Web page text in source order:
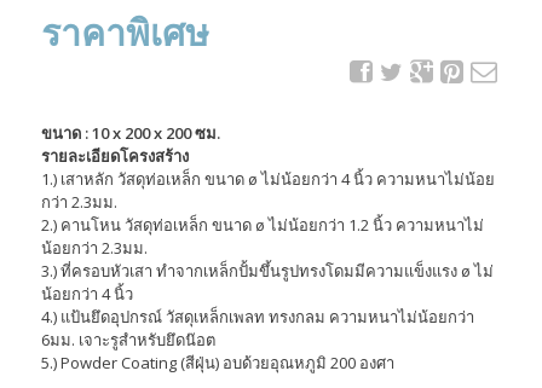
ราคาพิเศษ
ขนาด : 10 x 200 x 200 ซม.
รายละเอียดโครงสร้าง
1.) เสาหลัก วัสดุท่อเหล็ก ขนาด ø ไม่น้อยกว่า 4 นิ้ว ความหนาไม่น้อย
กว่า 2.3มม.
2.) คานโหน วัสดุท่อเหล็ก ขนาด ø ไม่น้อยกว่า 1.2 นิ้ว ความหนาไม่
น้อยกว่า 2.3มม.
3.) ที่ครอบหัวเสา ทำจากเหล็กปั้มขึ้นรูปทรงโดมมีความแข็งแรง ø ไม่
น้อยกว่า 4 นิ้ว
4.) แป้นยึดอุปกรณ์ วัสดุเหล็กเพลท ทรงกลม ความหนาไม่น้อยกว่า
6มม. เจาะรูสำหรับยึดน๊อต
5.) Powder Coating (สีฝุ่น) อบด้วยอุณหภูมิ 200 องศา